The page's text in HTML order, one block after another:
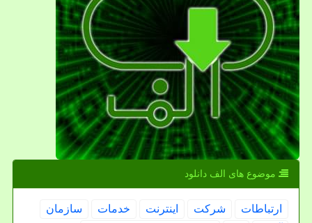
موضوع های الف دانلود
ارتباطات شركت اینترنت خدمات
سازمان